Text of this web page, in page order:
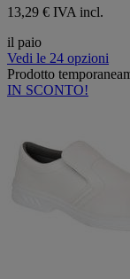
13,29 € IVA incl.
il paio
Vedi le 24 opzioni
Prodotto
IN SCONTO!